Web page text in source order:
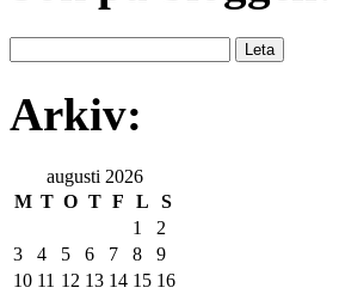
Arkiv:
augusti 2026
M T O T F L S
1
2
3
4 5 6 7 8
9
10 11 12 13 14 15 16